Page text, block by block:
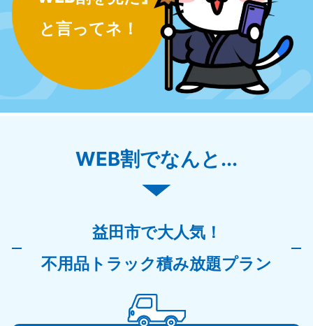
と言ってネ！
WEB割でなんと...
益田市で大人気！
不用品トラック積み放題プラン